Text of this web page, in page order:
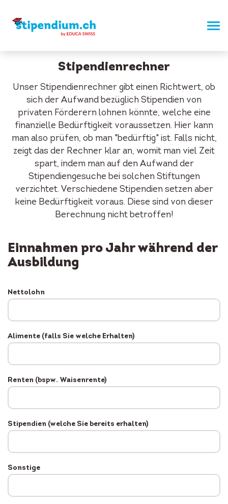
Stipendienrechner
Unser Stipendienrechner gibt einen Richtwert, ob
sich der Aufwand bezüglich Stipendien von
privaten Förderern lohnen könnte, welche eine
finanzielle Bedürftigkeit voraussetzen. Hier kann
man also prüfen, ob man "bedürftig" ist. Falls nicht,
zeigt das der Rechner klar an, womit man viel Zeit
spart, indem man auf den Aufwand der
Stipendiengesuche bei solchen Stiftungen
verzichtet. Verschiedene Stipendien setzen aber
keine Bedürftigkeit voraus. Diese sind von dieser
Berechnung nicht betroffen!
Einnahmen pro Jahr während der
Ausbildung
Nettolohn
Alimente (falls Sie welche Erhalten)
Renten (bspw. Waisenrente)
Stipendien (welche Sie bereits erhalten)
Sonstige